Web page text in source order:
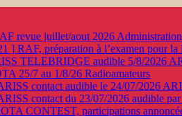
revue juillet/aout 2026
] RAF, préparation à l’examen pour la
TELEBRIDGE audible 5/8/2026
25/7 au 1/8/26 Radioamateurs
contact audible le 24/07/2026
contact du 23/07/2026 audible
CONTEST, participations